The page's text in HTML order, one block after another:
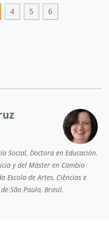
4 5 6
Social, Doctora en Educación.
y del Máster en Cambio
Escola de Artes, Ciências e
São Paulo, Brasil.